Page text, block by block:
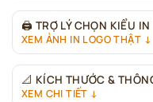
🖨 TRỢ LÝ CHỌN KIỂU IN
XEM ẢNH IN LOGO THẬT ↓
📐 KÍCH THƯỚC &
XEM CHI TIẾT ↓